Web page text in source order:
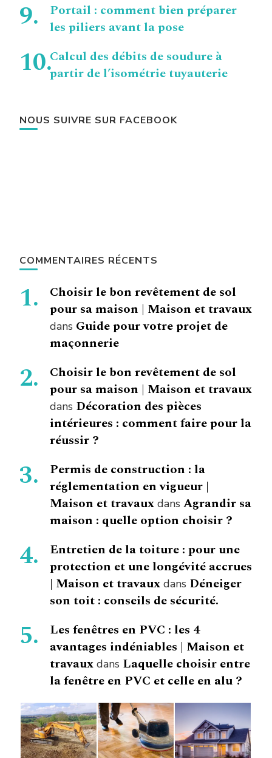
Portail : comment bien préparer
les piliers avant la pose
Calcul des débits de soudure à
partir de l’isométrie tuyauterie
NOUS SUIVRE SUR FACEBOOK
COMMENTAIRES RÉCENTS
Choisir le bon revêtement de sol
pour sa maison | Maison et travaux
dans Guide pour votre projet de
maçonnerie
Choisir le bon revêtement de sol
pour sa maison | Maison et travaux
dans Décoration des pièces
intérieures : comment faire pour la
réussir ?
Permis de construction : la
réglementation en vigueur |
Maison et travaux dans Agrandir sa
maison : quelle option choisir ?
Entretien de la toiture : pour une
protection et une longévité accrues
| Maison et travaux dans Déneiger
son toit : conseils de sécurité.
Les fenêtres en PVC : les 4
avantages indéniables | Maison et
travaux dans Laquelle choisir entre
la fenêtre en PVC et celle en alu ?